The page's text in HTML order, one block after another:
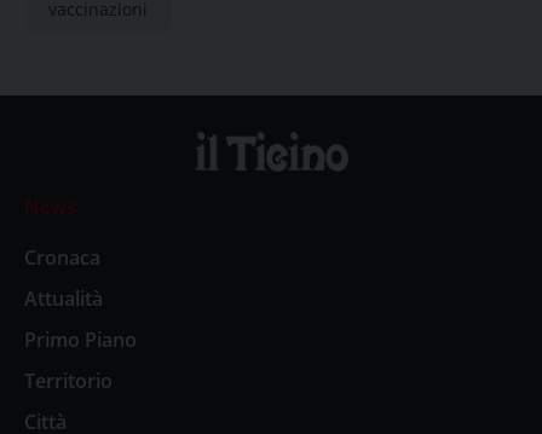
vaccinazioni
News
Cronaca
Attualità
Primo Piano
Territorio
Città